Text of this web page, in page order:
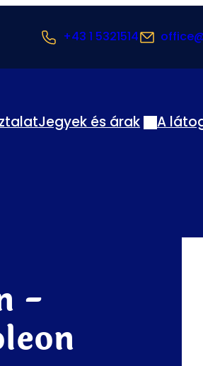
+43 1 5321514
Jegyek és árak A
-